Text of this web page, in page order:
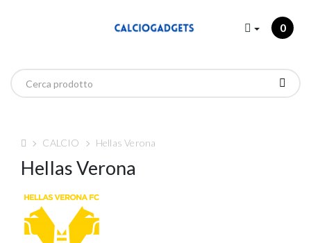
0
CALCIO Hellas Verona
Hellas Verona